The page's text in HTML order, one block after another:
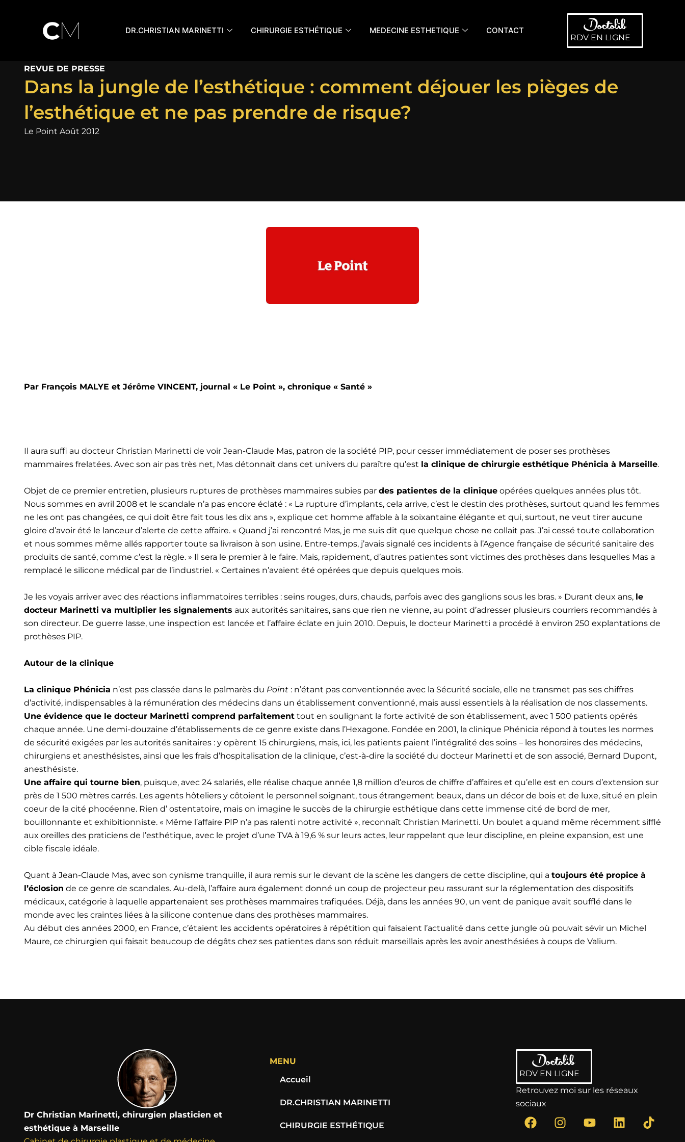
DR.CHRISTIAN MARINETTI CHIRURGIE ESTHÉTIQUE MEDECINE ESTHETIQUE CONTACT
RDV EN LIGNE
REVUE DE PRESSE
Dans la jungle de l’esthétique : comment déjouer les pièges de
l’esthétique et ne pas prendre de risque?
Le Point Août 2012
Par François MALYE et Jérôme VINCENT, journal « Le Point », chronique « Santé »
Il aura suffi au docteur Christian Marinetti de voir Jean-Claude Mas, patron de la société PIP, pour cesser immédiatement de poser ses prothèses
mammaires frelatées. Avec son air pas très net, Mas détonnait dans cet univers du paraître qu’est la clinique de chirurgie esthétique Phénicia à Marseille.
Objet de ce premier entretien, plusieurs ruptures de prothèses mammaires subies par des patientes de la clinique opérées quelques années plus tôt.
Nous sommes en avril 2008 et le scandale n’a pas encore éclaté : « La rupture d’implants, cela arrive, c’est le destin des prothèses, surtout quand les femmes
ne les ont pas changées, ce qui doit être fait tous les dix ans », explique cet homme affable à la soixantaine élégante et qui, surtout, ne veut tirer aucune
gloire d’avoir été le lanceur d’alerte de cette affaire. « Quand j’ai rencontré Mas, je me suis dit que quelque chose ne collait pas. J’ai cessé toute collaboration
et nous sommes même allés rapporter toute sa livraison à son usine. Entre-temps, j’avais signalé ces incidents à l’Agence française de sécurité sanitaire des
produits de santé, comme c’est la règle. » Il sera le premier à le faire. Mais, rapidement, d’autres patientes sont victimes des prothèses dans lesquelles Mas a
remplacé le silicone médical par de l’industriel. « Certaines n’avaient été opérées que depuis quelques mois.
Je les voyais arriver avec des réactions inflammatoires terribles : seins rouges, durs, chauds, parfois avec des ganglions sous les bras. » Durant deux ans, le
docteur Marinetti va multiplier les signalements aux autorités sanitaires, sans que rien ne vienne, au point d’adresser plusieurs courriers recommandés à
son directeur. De guerre lasse, une inspection est lancée et l’affaire éclate en juin 2010. Depuis, le docteur Marinetti a procédé à environ 250 explantations de
prothèses PIP.
Autour de la clinique
La clinique Phénicia n’est pas classée dans le palmarès du Point : n’étant pas conventionnée avec la Sécurité sociale, elle ne transmet pas ses chiffres
d’activité, indispensables à la rémunération des médecins dans un établissement conventionné, mais aussi essentiels à la réalisation de nos classements.
Une évidence que le docteur Marinetti comprend parfaitement tout en soulignant la forte activité de son établissement, avec 1 500 patients opérés
chaque année. Une demi-douzaine d’établissements de ce genre existe dans l’Hexagone. Fondée en 2001, la clinique Phénicia répond à toutes les normes
de sécurité exigées par les autorités sanitaires : y opèrent 15 chirurgiens, mais, ici, les patients paient l’intégralité des soins – les honoraires des médecins,
chirurgiens et anesthésistes, ainsi que les frais d’hospitalisation de la clinique, c’est-à-dire la société du docteur Marinetti et de son associé, Bernard Dupont,
anesthésiste.
Une affaire qui tourne bien, puisque, avec 24 salariés, elle réalise chaque année 1,8 million d’euros de chiffre d’affaires et qu’elle est en cours d’extension sur
près de 1 500 mètres carrés. Les agents hôteliers y côtoient le personnel soignant, tous étrangement beaux, dans un décor de bois et de luxe, situé en plein
coeur de la cité phocéenne. Rien d’ ostentatoire, mais on imagine le succès de la chirurgie esthétique dans cette immense cité de bord de mer,
bouillonnante et exhibitionniste. « Même l’affaire PIP n’a pas ralenti notre activité », reconnaît Christian Marinetti. Un boulet a quand même récemment sifflé
aux oreilles des praticiens de l’esthétique, avec le projet d’une TVA à 19,6 % sur leurs actes, leur rappelant que leur discipline, en pleine expansion, est une
cible fiscale idéale.
Quant à Jean-Claude Mas, avec son cynisme tranquille, il aura remis sur le devant de la scène les dangers de cette discipline, qui a toujours été propice à
l’éclosion de ce genre de scandales. Au-delà, l’affaire aura également donné un coup de projecteur peu rassurant sur la réglementation des dispositifs
médicaux, catégorie à laquelle appartenaient ses prothèses mammaires trafiquées. Déjà, dans les années 90, un vent de panique avait soufflé dans le
monde avec les craintes liées à la silicone contenue dans des prothèses mammaires.
Au début des années 2000, en France, c’étaient les accidents opératoires à répétition qui faisaient l’actualité dans cette jungle où pouvait sévir un Michel
Maure, ce chirurgien qui faisait beaucoup de dégâts chez ses patientes dans son réduit marseillais après les avoir anesthésiées à coups de Valium.
Dr Christian Marinetti, chirurgien plasticien et
esthétique à Marseille
MENU
Accueil
DR.CHRISTIAN MARINETTI
CHIRURGIE ESTHÉTIQUE
RDV EN LIGNE
Retrouvez moi sur les réseaux
sociaux
F
a
I
n
Y
o
L
i
T
i